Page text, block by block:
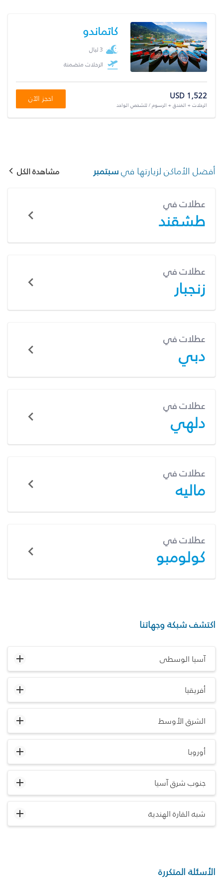
كاتماندو
3 ليال
الرحلات متضمنة
USD 1,522
الرحلات + الفندق + الرسوم / للشخص الواحد
احجز الآن
أفضل الأماكن لزيارتها فيسبتمبر مشاهدة الكل
عطلات في
طشقند
عطلات في
زنجبار
عطلات في
دبي
عطلات في
دلهي
عطلات في
ماليه
عطلات في
كولومبو
اكتشف شبكة وجهاتنا
آسيا الوسطى
أفريقيا
الشرق الأوسط
أوروبا
جنوب شرق آسيا
شبه القارة الهندية
الأسئلة المتكررة